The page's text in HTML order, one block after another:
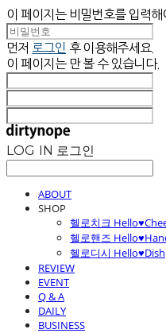
이 페이지는 비밀번호를 입력해
먼저 로그인 후 이용해주세요.
이 페이지는 만 볼 수 있습니다.
LOG IN 로그인
ABOUT
SHOP
헬로치크
헬로핸즈
헬로디시 Hello♥Dish
REVIEW
EVENT
Q & A
DAILY
BUSINESS